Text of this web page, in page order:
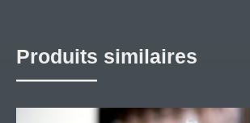
Produits similaires